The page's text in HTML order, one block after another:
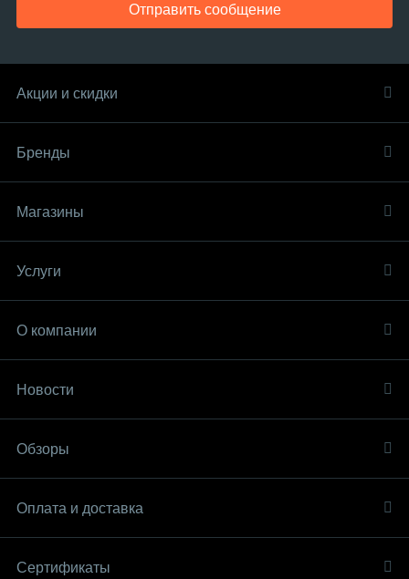
Отправить сообщение
Акции и скидки
Бренды
Магазины
Услуги
О компании
Новости
Обзоры
Оплата и доставка
Сертификаты